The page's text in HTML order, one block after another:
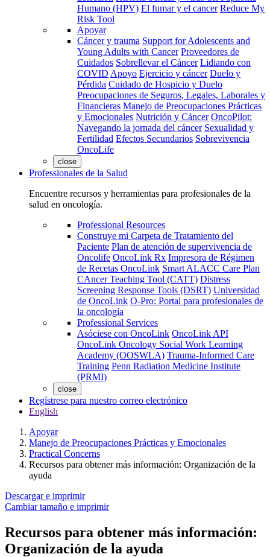
Humano (HPV) El fumar y el cancer Reduce My
Risk Tool
Apoyar
Cáncer y trauma Support for Adolescents and
Young Adults with Cancer Proveedores de
Cuidados Sobrellevar el Cáncer Lidiando con
COVID Apoyo Ejercicio y cáncer Duelo y
Pérdida Cuidado de Hospicio y Duelo
Preocupaciones de Seguros, Legales, Laborales y
Financieras Manejo de Preocupaciones Prácticas
y Emocionales Nutrición y Cáncer OncoPilot:
Navegando la jornada del cáncer Sexualidad y
Fertilidad Efectos Secundarios Sobrevivencia
OncoLife
close
Professionales de la Salud
Encuentre recursos y herramientas para profesionales de la
salud en oncología.
Professional Resources
Construye mi Carpeta de Tratamiento del
Paciente Plan de atención de supervivencia de
Oncolife OncoLink Rx Impresora de Régimen
de Recetas OncoLink Smart ALACC Care Plan
CAncer Teaching Tool (CATT) Distress
Screening Response Tools (DSRT) Universidad
de OncoLink O-Pro: Portal para profesionales de
la oncología
Professional Services
Asóciese con OncoLink OncoLink API
OncoLink Oncology Social Work Learning
Academy (OOSWLA) Trauma-Informed Care
Training Penn Radiation Medicine Institute
(PRMI)
close
Regístrese para nuestro correo electrónico
English
Apoyar
Manejo de Preocupaciones Prácticas y Emocionales
Practical Concerns
Recursos para obtener más información: Organización de la
ayuda
Descargar e imprimir
Cambiar tamaño e imprimir
Recursos para obtener más información:
Organización de la ayuda